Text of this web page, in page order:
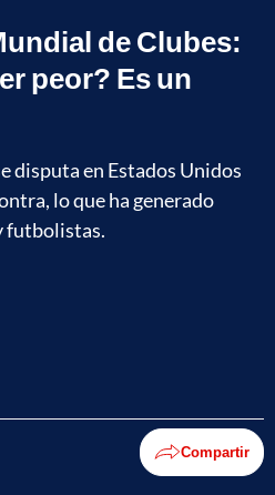
de Clubes:
peor? Es un
disputa en Estados Unidos
lo que ha generado
futbolistas.
Compartir